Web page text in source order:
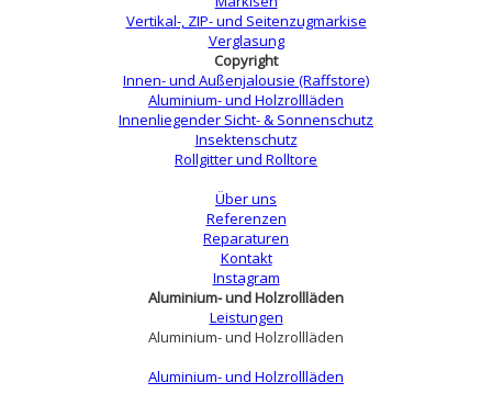
Vertikal-, ZIP- und Seitenzugmarkise
Verglasung
Copyright
Innen- und Außenjalousie (Raffstore)
Aluminium- und Holzrollläden
Innenliegender Sicht- & Sonnenschutz
Insektenschutz
Rollgitter und Rolltore
Über uns
Referenzen
Reparaturen
Kontakt
Instagram
Aluminium- und Holzrollläden
Leistungen
Aluminium- und Holzrollläden
Aluminium- und Holzrollläden